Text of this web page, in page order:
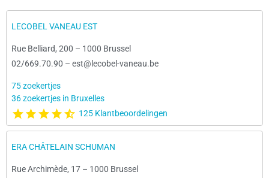
LECOBEL VANEAU EST
Rue Belliard, 200 – 1000 Brussel
02/669.70.90 – est@lecobel-vaneau.be
75 zoekertjes
36 zoekertjes in Bruxelles
125 Klantbeoordelingen
ERA CHÂTELAIN SCHUMAN
Rue Archimède, 17 – 1000 Brussel